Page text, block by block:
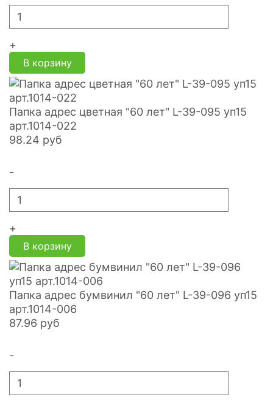
+
В корзину
Папка адрес цветная "60 лет" L-39-095 уп15
арт.1014-022
98.24 руб
-
+
В корзину
Папка адрес бумвинил "60 лет" L-39-096 уп15
арт.1014-006
87.96 руб
-